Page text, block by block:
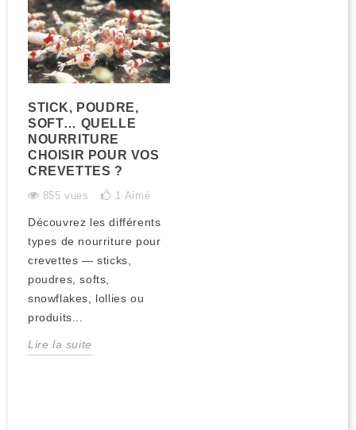
STICK, POUDRE,
SOFT… QUELLE
NOURRITURE
CHOISIR POUR VOS
CREVETTES ?
855 vues 1 Aimé
Découvrez les différents
types de nourriture pour
crevettes — sticks,
poudres, softs,
snowflakes, lollies ou
produits...
Lire la suite